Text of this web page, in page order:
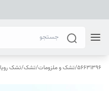
56631396
/تشک و ملزومات/تشک/تشک رویا